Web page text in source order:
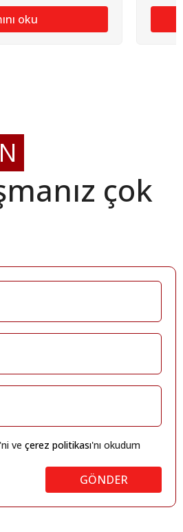
oku
çok
'ni ve çerez politikası'nı okudum
GÖNDER